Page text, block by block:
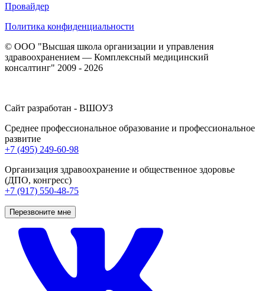
Провайдер
Политика конфиденциальности
© ООО "Высшая школа организации и управления
здравоохранением — Комплексный медицинский
консалтинг" 2009 - 2026
Сайт разработан - ВШОУЗ
Среднее профессиональное образование и профессиональное
развитие
+7 (495) 249-60-98
Организация здравоохранение и общественное здоровье
(ДПО, конгресс)
+7 (917) 550-48-75
Перезвоните мне